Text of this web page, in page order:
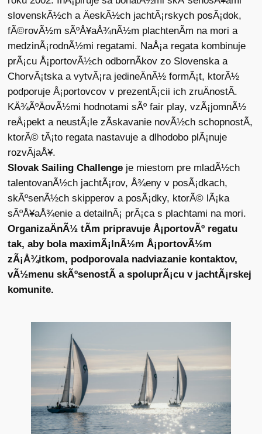
slovenskÃ½ch a ÄeskÃ½ch jachtÃ¡rskych posÃ¡dok,
fÃ©rovÃ½m sÃºÅ¥aÅ¾nÃ½m plachtenÃ­m na mori a
medzinÃ¡rodnÃ½mi regatami. NaÅ¡a regata kombinuje
prÃ¡cu Å¡portovÃ½ch odbornÃ­kov zo Slovenska a
ChorvÃ¡tska a vytvÃ¡ra jedineÄnÃ½ formÃ¡t, ktorÃ½
podporuje Å¡portovcov v prezentÃ¡cii ich zruÄnostÃ­.
KÄ¾ÃºÄovÃ½mi hodnotami sÃº fair play, vzÃ¡jomnÃ½
reÅ¡pekt a neustÃ¡le zÃ­skavanie novÃ½ch schopnostÃ­,
ktorÃ© tÃ¡to regata nastavuje a dlhodobo plÃ¡nuje
rozvÃ­jaÅ¥.
Slovak Sailing Challenge je miestom pre mladÃ½ch
talentovanÃ½ch jachtÃ¡rov, Å¾eny v posÃ¡dkach,
skÃºsenÃ½ch skipperov a posÃ¡dky, ktorÃ© lÃ¡ka
sÃºÅ¥aÅ¾enie a detailnÃ¡ prÃ¡ca s plachtami na mori.
OrganizaÄnÃ½ tÃ­m pripravuje Å¡portovÃº regatu
tak, aby bola maximÃ¡lnÃ½m Å¡portovÃ½m
zÃ¡Å¾itkom, podporovala nadviazanie kontaktov,
vÃ½menu skÃºsenostÃ­ a spoluprÃ¡cu v jachtÃ¡rskej
komunite.